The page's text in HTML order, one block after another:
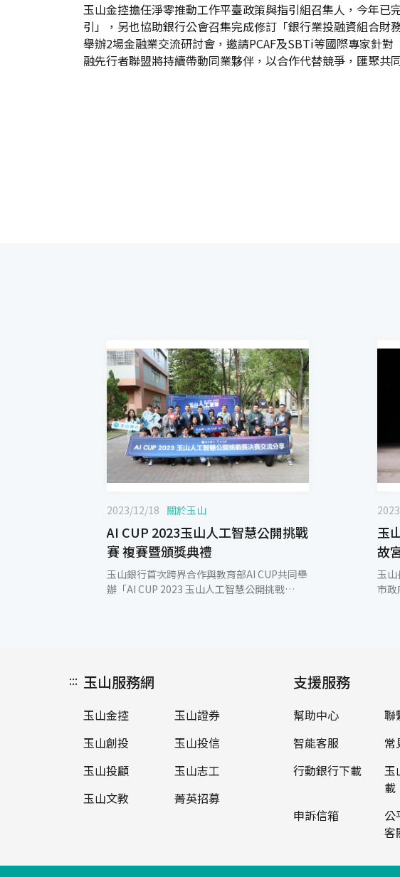
玉山金控擔任淨零推動工作平臺政策與指引組召集人，今年
引」，另也協助銀行公會召集完成修訂「銀行業投融資組合
舉辦2場金融業交流研討會，邀請PCAF及SBTi等國際專家針
融先行者聯盟將持續帶動同業夥伴，以合作代替競爭，匯聚
2023/12/18 關於玉山
AI CUP 2023玉山人工智慧公開挑戰
賽 複賽暨頒獎典禮
玉山銀行首次跨界合作與教育部AI CUP共同舉
辦「AI CUP 2023 玉山人工智慧公開挑戰
發。 今年首次嘗試以實體方式進行複賽，玉山
提供新資料讓複賽隊伍納入模型訓練，隊伍需
在限時4.5小時內快速精進模型成效、提交結
果以進行最終評分。當天也邀請所有隊伍進行
交流分享，透過「閃電講」用1分鐘快速分享
自己的特色作法，接著於攤位時間讓各組自由
互動，並票選出最佳人氣獎。最終再由前三名
同時與評審及其他參賽隊伍進行交流提問。
此次第一、二名的參賽隊伍同時並列最佳人氣
玉
玉山
市
包
杯
畫
藝
館
山
孩
養
林
時
參
::: 玉山服務網
玉山金控
玉山證券
玉山創投
玉山投信
玉山投顧
玉山志工
玉山文教
菁英招募
支援服務
幫助中心
聯
智能客服
常
行動銀行下載
玉
載
申訴信箱
公
客